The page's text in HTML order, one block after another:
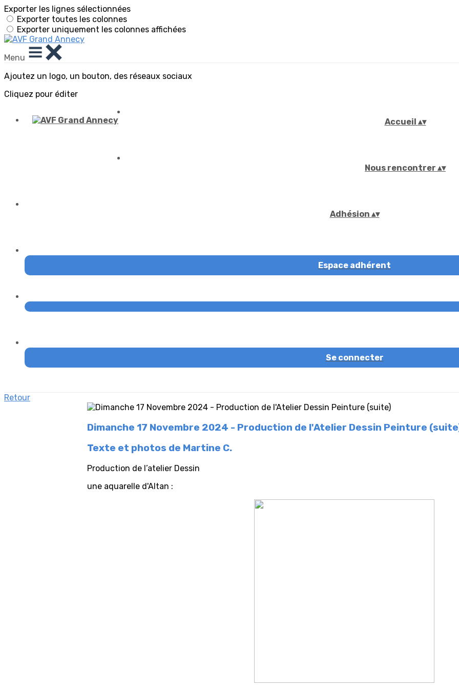
Exporter les lignes sélectionnées
Exporter toutes les colonnes
Exporter uniquement les colonnes affichées
Menu
Ajoutez un logo, un bouton, des réseaux sociaux
Cliquez pour éditer
Accueil ▴▾
Nous rencontrer ▴▾
Adhésion ▴▾
Espace adhérent
Se connecter
Retour
Dimanche 17 Novembre 2024 - Production de l'Atelier Dessin Peinture
Texte et photos de Martine C.
Production de l’atelier Dessin
une aquarelle d'Altan :